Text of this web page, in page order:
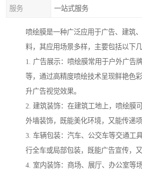
服务 一站式服务
喷绘膜是一种广泛应用于广告、建筑
料，其应用场景多样，主要包括以下几
1. 广告展示：喷绘膜常用于户外广告
等，通过高精度喷绘技术呈现鲜艳色
升广告视觉效果。
2. 建筑装饰：在建筑工地上，喷绘膜
外墙装饰，既能美化环境，又能传递项
3. 车辆包装：汽车、公交车等交通工
行全车或局部包装，既能广告宣传，又
4. 室内装饰：商场、展厅、办公室等